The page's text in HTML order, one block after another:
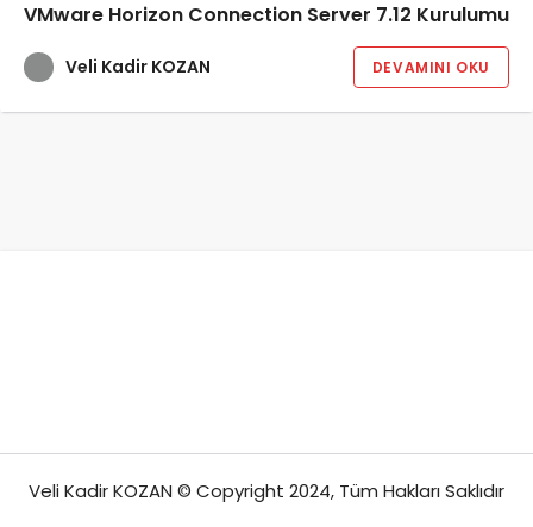
VMware Horizon Connection Server 7.12 Kurulumu
Veli Kadir KOZAN DEVAMINI OKU
Veli Kadir KOZAN © Copyright 2024, Tüm Hakları Saklıdır